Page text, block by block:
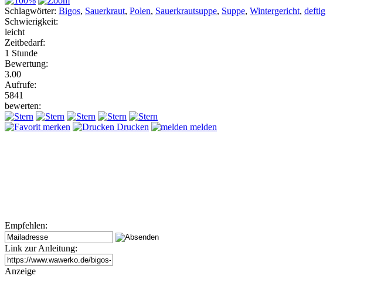
Schlagwörter: Bigos, Sauerkraut, Polen, Sauerkrautsuppe, Suppe, Wintergericht, deftig
Schwierigkeit:
leicht
Zeitbedarf:
1 Stunde
Bewertung:
3.00
Aufrufe:
5841
bewerten:
merken Drucken melden
Empfehlen:
Link zur Anleitung:
Anzeige